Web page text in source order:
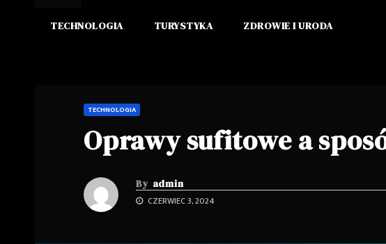
TECHNOLOGIA TURYSTYKA ZDROWIE I URODA
TECHNOLOGIA
Oprawy sufitowe a
By admin
CZERWIEC 3, 2024